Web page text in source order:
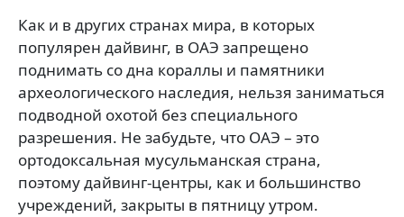
Как и в других странах мира, в которых
популярен дайвинг, в ОАЭ запрещено
поднимать со дна кораллы и памятники
археологического наследия, нельзя заниматься
подводной охотой без специального
разрешения. Не забудьте, что ОАЭ – это
ортодоксальная мусульманская страна,
поэтому дайвинг-центры, как и большинство
учреждений, закрыты в пятницу утром.